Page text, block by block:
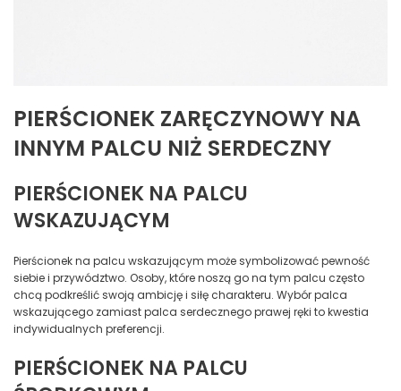
PIERŚCIONEK ZARĘCZYNOWY NA
INNYM PALCU NIŻ SERDECZNY
PIERŚCIONEK NA PALCU
WSKAZUJĄCYM
Pierścionek na palcu wskazującym może symbolizować pewność
siebie i przywództwo. Osoby, które noszą go na tym palcu często
chcą podkreślić swoją ambicję i siłę charakteru. Wybór palca
wskazującego zamiast palca serdecznego prawej ręki to kwestia
indywidualnych preferencji.
PIERŚCIONEK NA PALCU